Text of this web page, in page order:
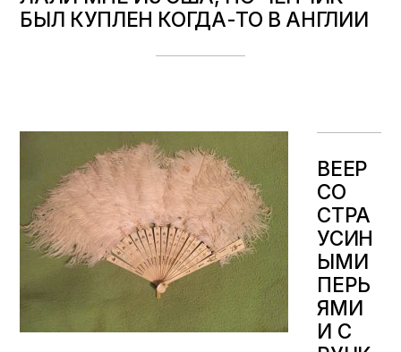
БЫЛ КУПЛЕН КОГДА-ТО В АНГЛИИ
ВЕЕР
СО
СТРА
УСИН
ЫМИ
ПЕРЬ
ЯМИ
И С